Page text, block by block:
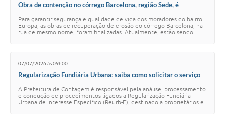
Obra de contenção no córrego Barcelona, região Sede, é
Para garantir segurança e qualidade de vida dos moradores do bairro
Europa, as obras de recuperação de erosão do córrego Barcelona, na
rua de mesmo nome, foram finalizadas. Atualmente, estão sendo
07/07/2026 às 09h00
Regularização Fundiária Urbana: saiba como solicitar o serviço
A Prefeitura de Contagem é responsável pela análise, processamento
e condução de procedimentos ligados a Regularização Fundiária
Urbana de Interesse Específico (Reurb-E), destinado a proprietários e